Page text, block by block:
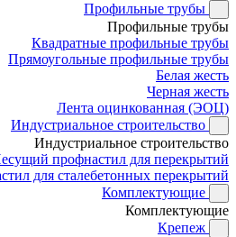
Профильные трубы
Профильные трубы
Квадратные профильные трубы
Прямоугольные профильные трубы
Белая жесть
Черная жесть
Лента оцинкованная (ЭОЦ)
Индустриальное строительство
Индустриальное строительство
профнастил для перекрытий
для сталебетонных перекрытий
Комплектующие
Комплектующие
Крепеж